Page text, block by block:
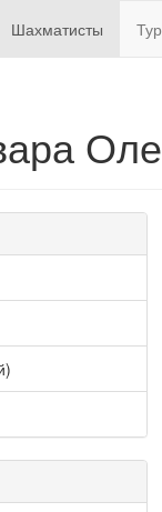
Шахматисты